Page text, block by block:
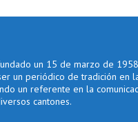
un 15 de marzo de
un periódico de tradición en
un referente en la
cantones.